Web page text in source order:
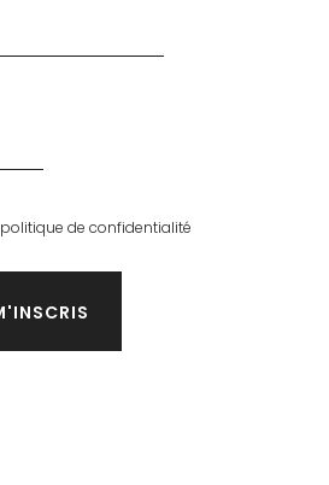
politique de confidentialité